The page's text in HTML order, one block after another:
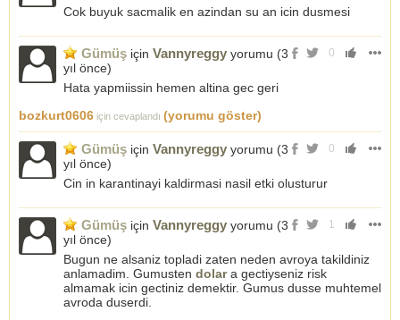
Cok buyuk sacmalik en azindan su an icin dusmesi
0
Gümüş için Vannyreggy yorumu (3
yıl önce)
Hata yapmiissin hemen altina gec geri
bozkurt0606 için cevaplandı (yorumu göster)
0
Gümüş için Vannyreggy yorumu (3
yıl önce)
Cin in karantinayi kaldirmasi nasil etki olusturur
1
Gümüş için Vannyreggy yorumu (3
yıl önce)
Bugun ne alsaniz topladi zaten neden avroya takildiniz
anlamadim. Gumusten dolara gectiyseniz risk
almamak icin gectiniz demektir. Gumus dusse muhtemel
avroda duserdi.